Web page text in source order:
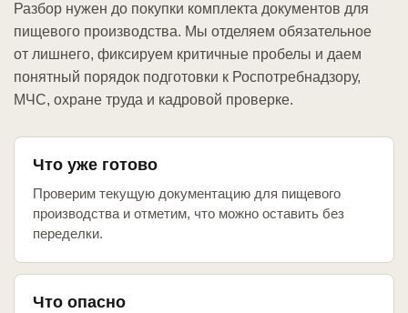
Разбор нужен до покупки комплекта документов для
пищевого производства. Мы отделяем обязательное
от лишнего, фиксируем критичные пробелы и даем
понятный порядок подготовки к Роспотребнадзору,
МЧС, охране труда и кадровой проверке.
Что уже готово
Проверим текущую документацию для пищевого
производства и отметим, что можно оставить без
переделки.
Что опасно